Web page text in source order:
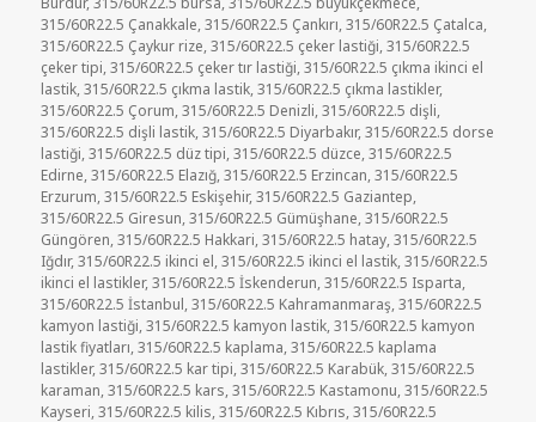
315/60R22.5 Çanakkale ,315/60R22.5 Çankırı ,315/60R22.5 Çatalca
315/60R22.5 Çaykur rize ,315/60R22.5 çeker lastiği ,315/60R22.5
çeker tipi ,315/60R22.5 çeker tır lastiği ,315/60R22.5 çıkma ikinci el
lastik ,315/60R22.5 çıkma lastik ,315/60R22.5 çıkma lastikler,
315/60R22.5 Çorum ,315/60R22.5 Denizli ,315/60R22.5 dişli
315/60R22.5 dişli lastik ,315/60R22.5 Diyarbakır,315/60R22.5 dorse
lastiği ,315/60R22.5 düz tipi ,315/60R22.5 düzce ,315/60R22.5
Edirne ,315/60R22.5 Elazığ ,315/60R22.5 Erzincan ,315/60R22.5
Erzurum ,315/60R22.5 Eskişehir,315/60R22.5 Gaziantep
315/60R22.5 Giresun ,315/60R22.5 Gümüşhane ,315/60R22.5
Güngören ,315/60R22.5 Hakkari ,315/60R22.5 hatay ,315/60R22.5
Iğdır,315/60R22.5 ikinci el ,315/60R22.5 ikinci el lastik ,315/60R22.5
ikinci el lastikler,315/60R22.5 İskenderun ,315/60R22.5 Isparta
315/60R22.5 İstanbul ,315/60R22.5 Kahramanmaraş ,315/60R22.5
kamyon lastiği ,315/60R22.5 kamyon lastik ,315/60R22.5 kamyon
lastik fiyatları ,315/60R22.5 kaplama ,315/60R22.5 kaplama
lastikler,315/60R22.5 kar tipi ,315/60R22.5 Karabük ,315/60R22.5
karaman ,315/60R22.5 kars ,315/60R22.5 Kastamonu ,315/60R22.5
Kayseri ,315/60R22.5 kilis ,315/60R22.5 Kıbrıs ,315/60R22.5